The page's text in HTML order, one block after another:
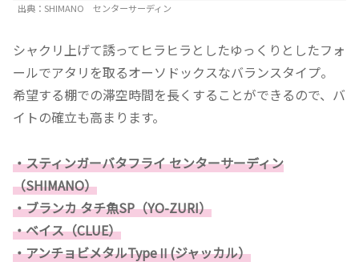
出典：SHIMANO センターサーディン
シャクリ上げて誘ってヒラヒラとしたゆっくりとしたフォ
ールでアタリを取るオーソドックスなバランスタイプ。
希望する棚での滞空時間を長くすることができるので、バ
イトの確立も高まります。
・スティンガーバタフライ センターサーディン
（SHIMANO）
・ブランカ タチ魚SP（YO-ZURI）
・ベイス（CLUE）
・アンチョビメタルTypeⅡ(ジャッカル）